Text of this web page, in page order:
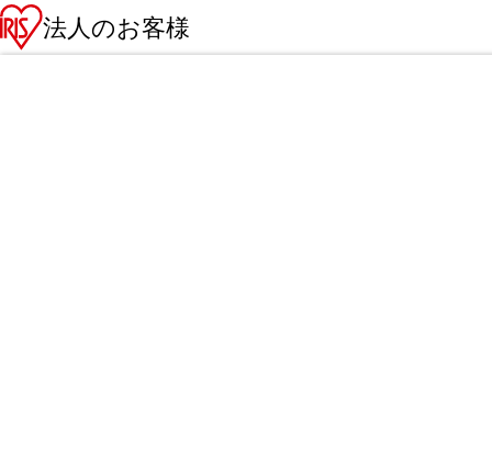
法人のお客様